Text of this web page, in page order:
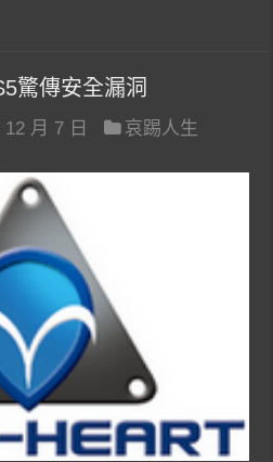
驚傳安全漏洞
月 7 日
哀踢人生